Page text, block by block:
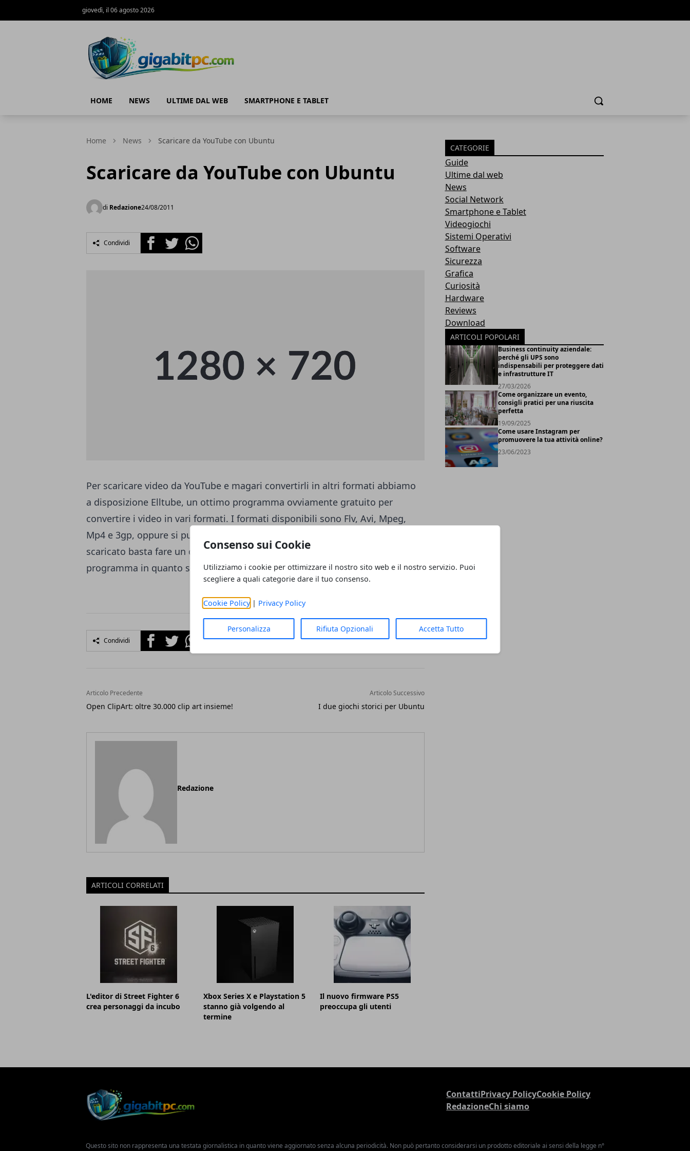
Consenso sui Cookie
Utilizziamo i cookie per ottimizzare il nostro sito web e il nostro servizio. Puoi
scegliere a quali categorie dare il tuo consenso.
Cookie Policy| Privacy Policy
Personalizza Rifiuta Opzionali Accetta Tutto
giovedì, il 06 agosto 2026
HOME NEWS ULTIME DAL WEB SMARTPHONE E TABLET Cerca
Home News Scaricare da YouTube con Ubuntu
Scaricare da YouTube con Ubuntu
di Redazione24/08/2011
Condividi FacebookTwitterWhatsapp
Per scaricare video da YouTube e magari convertirli in altri formati abbiamo
a disposizione Elltube, un ottimo programma ovviamente gratuito per
convertire i video in vari formati. I formati disponibili sono Flv, Avi, Mpeg,
Mp4 e 3gp, oppure si può estrarne l'audio in MP3, Wav e Amr. Una volta
scaricato basta fare un doppio click e installarlo normalmente con un
programma in quanto si tratta di un .deb.
Condividi FacebookTwitterWhatsapp
Articolo Precedente
Open ClipArt: oltre 30.000 clip art insieme!
Articolo Successivo
I due giochi storici per Ubuntu
Redazione
ARTICOLI CORRELATI
L'editor di Street Fighter 6
crea personaggi da incubo
Xbox Series X e Playstation 5
stanno già volgendo al
termine
Il nuovo firmware PS5
preoccupa gli utenti
CATEGORIE
Guide
Ultime dal web
News
Social Network
Smartphone e Tablet
Videogiochi
Sistemi Operativi
Software
Sicurezza
Grafica
Curiosità
Hardware
Reviews
Download
ARTICOLI POPOLARI
Business continuity aziendale:
perché gli UPS sono
indispensabili per proteggere dati
e infrastrutture IT
27/03/2026
Come organizzare un evento,
consigli pratici per una riuscita
perfetta
19/09/2025
Come usare Instagram per
promuovere la tua attività online?
23/06/2023
ContattiPrivacy PolicyCookie Policy
RedazioneChi siamo
Questo sito non rappresenta una testata giornalistica in quanto viene aggiornato senza alcuna periodicità. Non può pertanto considerarsi un prodotto editoriale ai sensi della legge n°